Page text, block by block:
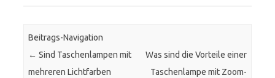
Beitrags-Navigation
← Sind Taschenlampen mit
mehreren Lichtfarben
Was sind die Vorteile einer
Taschenlampe mit Zoom-